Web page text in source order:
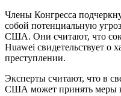
Члены Конгресса
собой потенциальную
США. Они считают, что
Huawei свидетельствует о
преступлении.
Эксперты считают, что в
США может принять меры